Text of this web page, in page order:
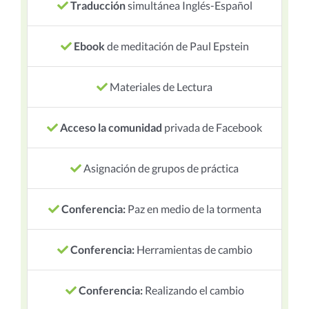
Traducciónsimultánea Inglés-Español
Ebook de meditación de Paul Epstein
Materiales de Lectura
Acceso la comunidad privada de Facebook
Asignación de grupos de práctica
Conferencia:Paz en medio de la tormenta
Conferencia:Herramientas de cambio
Conferencia:Realizando el cambio